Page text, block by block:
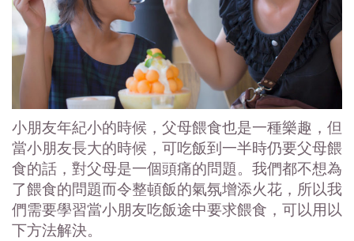
小朋友年紀小的時候，父母餵食也是一種樂趣，但
當小朋友長大的時候，可吃飯到一半時仍要父母餵
食的話，對父母是一個頭痛的問題。我們都不想為
了餵食的問題而令整頓飯的氣氛增添火花，所以我
們需要學習當小朋友吃飯途中要求餵食，可以用以
下方法解決。